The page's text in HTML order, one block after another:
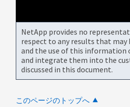
NetApp provides no
respect to any results that may
and the use of this information
and integrate them into the
discussed in this document.
このページのトップへ